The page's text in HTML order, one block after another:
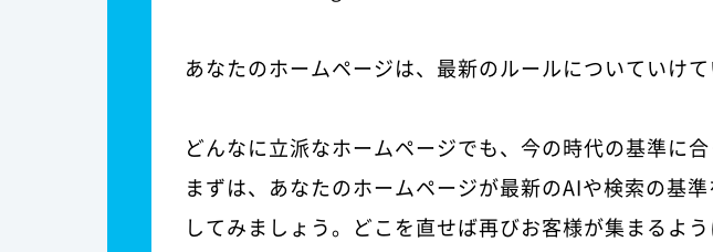
あなたのホームページは、最新のルールについていけ
どんなに立派なホームページでも、今の時代の基準に
まずは、あなたのホームページが最新のAIや検索の基
してみましょう。どこを直せば再びお客様が集まるよ